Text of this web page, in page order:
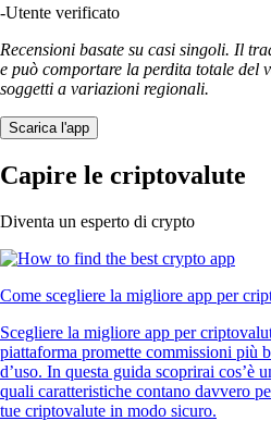
-Utente verificato
Recensioni basate su casi singoli. Il
e può comportare la perdita totale del
soggetti a variazioni regionali.
Scarica l'app
Capire le criptovalute
Diventa un esperto di crypto
Come scegliere la migliore app per
Scegliere la migliore app per
piattaforma promette commissioni più
d’uso. In questa guida scoprirai cos’è
quali caratteristiche contano davvero
tue criptovalute in modo sicuro.